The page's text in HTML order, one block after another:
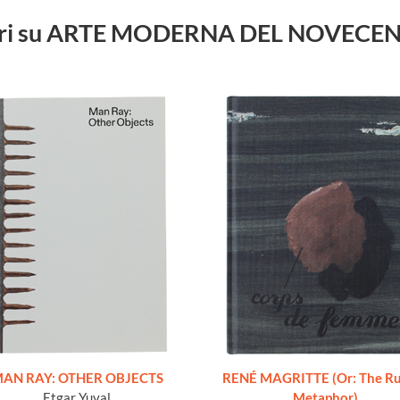
su ARTE MODERNA DEL
RAY: OTHER OBJECTS
RENÉ MAGRITTE (Or: The